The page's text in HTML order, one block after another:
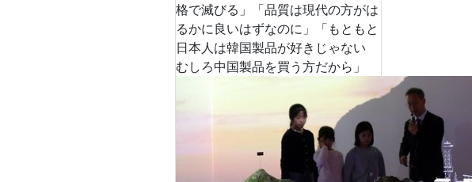
格で滅びる」「品質は現代の方がは
るかに良いはずなのに」「もともと
日本人は韓国製品が好きじゃない
むしろ中国製品を買う方だから」